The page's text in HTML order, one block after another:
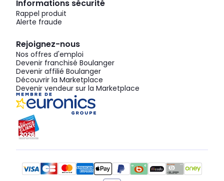
Informations sécurité
Rappel produit
Alerte fraude
Rejoignez-nous
Nos offres d'emploi
Devenir franchisé Boulanger
Devenir affilié Boulanger
Découvrir la Marketplace
Devenir vendeur sur la Marketplace